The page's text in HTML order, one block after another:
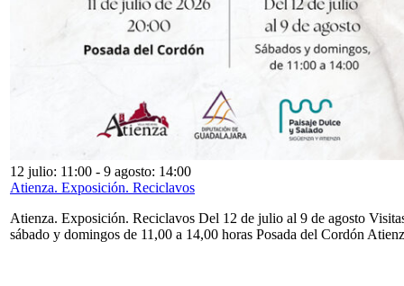
12 julio: 11:00 - 9 agosto: 14:00
Atienza. Exposición. Reciclavos
Atienza. Exposición. Reciclavos Del 12 de julio al 9 de agosto
sábado y domingos de 11,00 a 14,00 horas Posada del Cordón